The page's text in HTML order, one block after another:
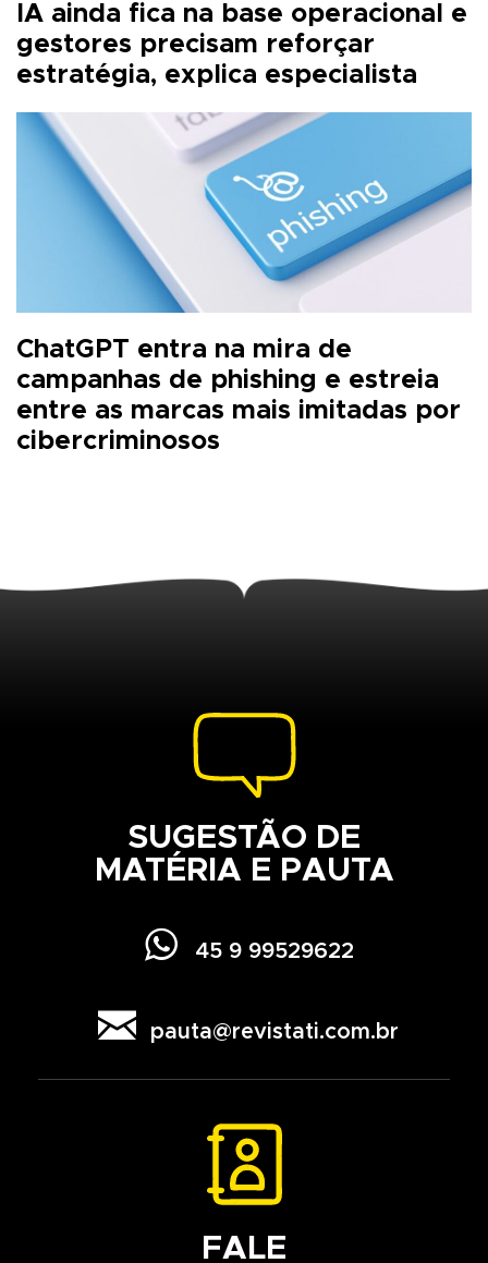
IA ainda fica na base operacional e
gestores precisam reforçar
estratégia, explica especialista
ChatGPT entra na mira de
campanhas de phishing e estreia
entre as marcas mais imitadas por
cibercriminosos
SUGESTÃO DE
MATÉRIA E PAUTA
 45 9 99529622
 pauta@revistati.com.br
FALE